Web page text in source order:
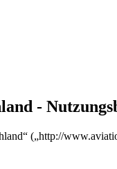
-
(„http://